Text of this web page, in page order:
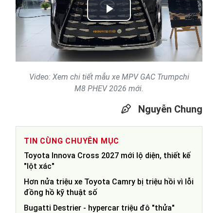
Play
Video
Video: Xem chi tiết mẫu xe MPV GAC Trumpchi
M8 PHEV 2026 mới.
Nguyễn Chung
TIN CÙNG CHUYÊN MỤC
Toyota Innova Cross 2027 mới lộ diện, thiết kế
"lột xác"
Hơn nửa triệu xe Toyota Camry bị triệu hồi vì lỗi
đồng hồ kỹ thuật số
Bugatti Destrier - hypercar triệu đô "thửa"